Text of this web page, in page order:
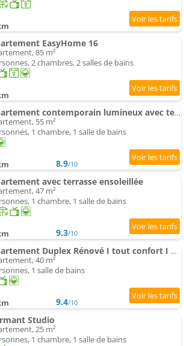
EasyHome 16
85 m²
2 chambres, 2 salles de bains
Appartement contemporain lumineux avec terrasse
55 m²
1 chambre, 1 salle de bains
8.9/10
avec terrasse ensoleillée
47 m²
1 chambre, 1 salle de bains
9.3/10
Appartement Duplex Rénové I tout confort I Centre Historique
40 m²
1 salle de bains
9.4/10
Studio
25 m²
1 chambre, 1 salle de bains